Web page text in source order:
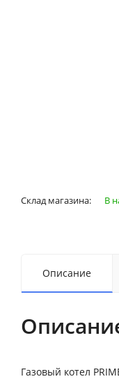
Склад магазина: В
Описание
Газовый котел